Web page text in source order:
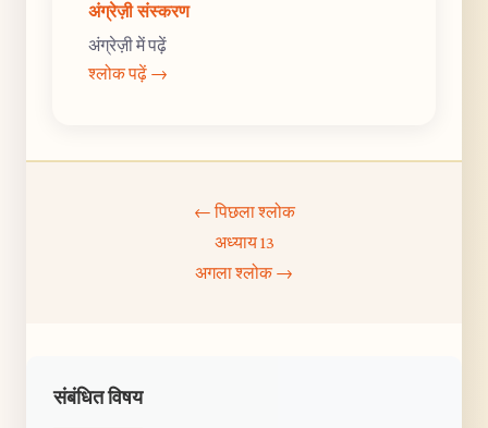
अंग्रेज़ी संस्करण
अंग्रेज़ी में पढ़ें
श्लोक पढ़ें →
← पिछला श्लोक
अध्याय 13
अगला श्लोक →
संबंधित विषय